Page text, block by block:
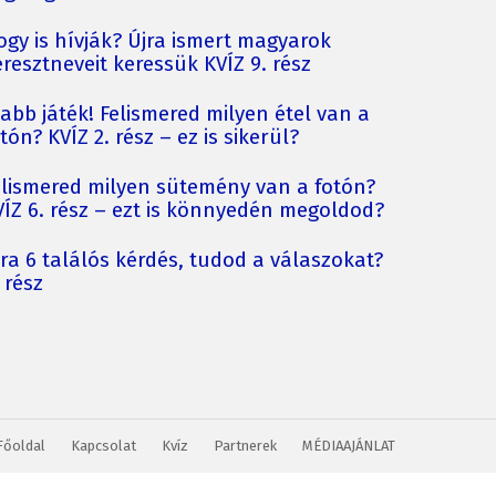
is hívják? Újra ismert magyarok
keressük KVÍZ 9. rész
játék! Felismered milyen étel van a
KVÍZ 2. rész – ez is sikerül?
milyen sütemény van a fotón?
6. rész – ezt is könnyedén megoldod?
6 találós kérdés, tudod a válaszokat?
rész
Kapcsolat Kvíz Partnerek MÉDIAAJÁNLAT